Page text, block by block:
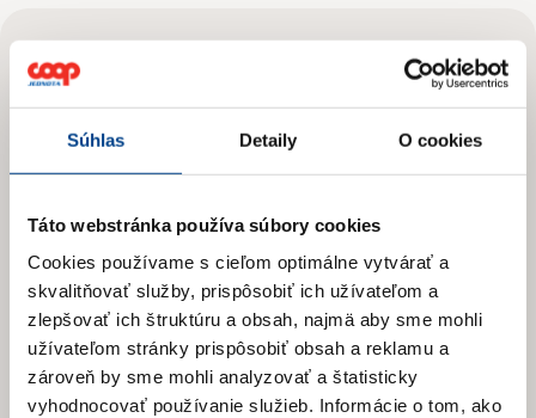
Súhlas Detaily O cookies
Táto webstránka používa súbory cookies
Cookies používame s cieľom optimálne vytvárať a
skvalitňovať služby, prispôsobiť ich užívateľom a
zlepšovať ich štruktúru a obsah, najmä aby sme mohli
užívateľom stránky prispôsobiť obsah a reklamu a
zároveň by sme mohli analyzovať a štatisticky
vyhodnocovať používanie služieb. Informácie o tom, ako
Novinky
a získajte prehľad o našich novinkách
a aktuálnych zľavách.